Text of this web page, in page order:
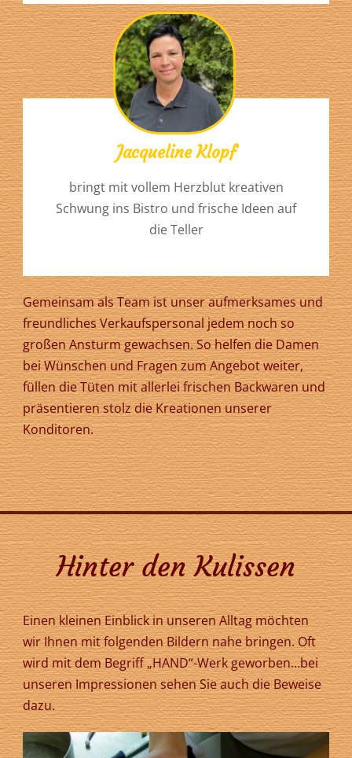
Jacqueline Klopf
bringt mit vollem Herzblut kreativen
Schwung ins Bistro und frische Ideen auf
die Teller
Gemeinsam als Team ist unser aufmerksames und
freundliches Verkaufspersonal jedem noch so
großen Ansturm gewachsen. So helfen die Damen
bei Wünschen und Fragen zum Angebot weiter,
füllen die Tüten mit allerlei frischen Backwaren und
präsentieren stolz die Kreationen unserer
Konditoren.
Hinter den Kulissen
Einen kleinen Einblick in unseren Alltag möchten
wir Ihnen mit folgenden Bildern nahe bringen. Oft
wird mit dem Begriff „HAND“-Werk geworben…bei
unseren Impressionen sehen Sie auch die Beweise
dazu.